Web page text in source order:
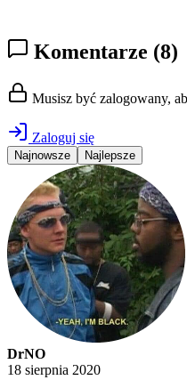
Komentarze (8)
Musisz być zalogowany,
Zaloguj się
Najnowsze Najlepsze
DrNO
18 sierpnia 2020